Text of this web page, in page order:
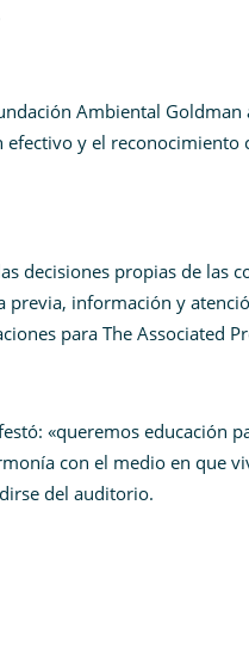
Ambiental
y el
decisiones propias de las
información y
para The Associated
«queremos educación
con el medio en que
del auditorio.